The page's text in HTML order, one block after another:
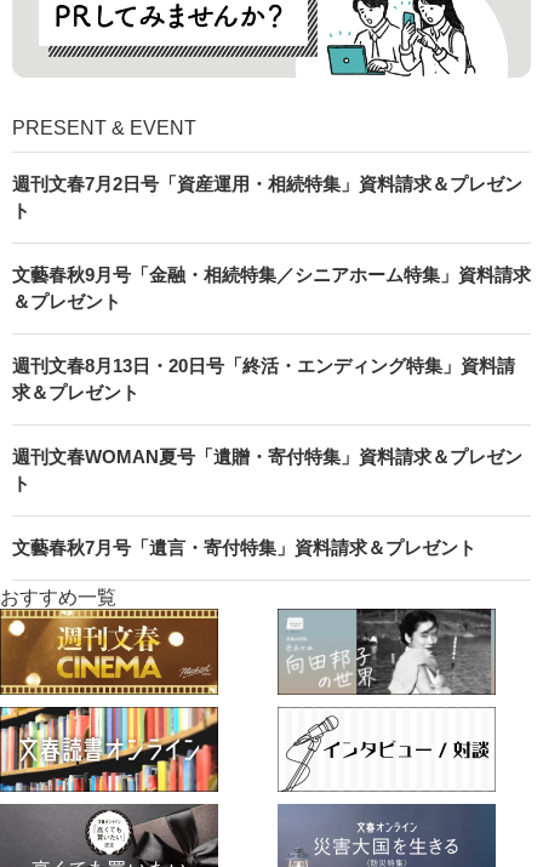
PRESENT & EVENT
週刊文春7月2日号「資産運用・相続特集」資料請求＆プレゼン
ト
文藝春秋9月号「金融・相続特集／シニアホーム特集」資料請求
＆プレゼント
週刊文春8月13日・20日号「終活・エンディング特集」資料請
求＆プレゼント
週刊文春WOMAN夏号「遺贈・寄付特集」資料請求＆プレゼン
ト
文藝春秋7月号「遺言・寄付特集」資料請求＆プレゼント
おすすめ一覧